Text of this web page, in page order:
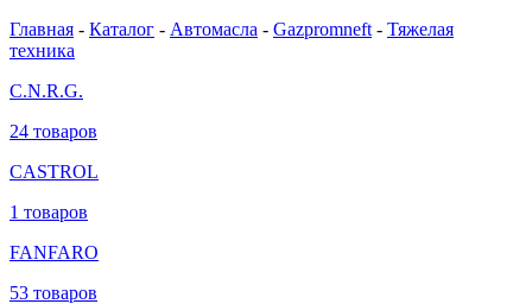
Главная - Каталог - Автомасла - Gazpromneft - Тяжелая
техника
C.N.R.G.
24 товаров
CASTROL
1 товаров
FANFARO
53 товаров